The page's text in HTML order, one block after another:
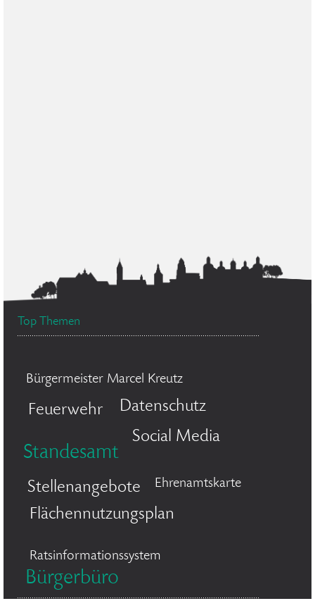
Top Themen
Bürgermeister Marcel Kreutz
Feuerwehr Datenschutz
Standesamt
Social Media
Stellenangebote Ehrenamtskarte
Flächennutzungsplan
Ratsinformationssystem
Bürgerbüro